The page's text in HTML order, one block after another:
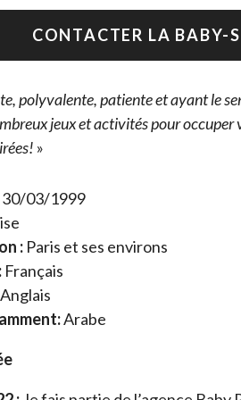
CONTACTER LA BABY-
polyvalente, patiente et ayant le
jeux et activités pour occuper
»
30/03/1999
: Paris et ses environs
Français
Anglais
Arabe